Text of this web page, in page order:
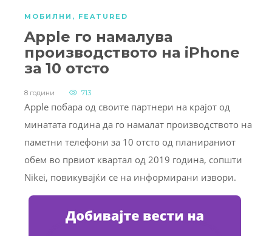
МОБИЛНИ , FEATURED
Apple го намалува
производството на iPhone
за 10 отсто
8 години 713
Apple побара од своите партнери на крајот од
минатата година да го намалат производството на
паметни телефони за 10 отсто од планираниот
обем во првиот квартал од 2019 година, сопшти
Nikei, повикувајќи се на информирани извори.